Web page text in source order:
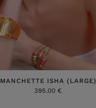
MANCHETTE ISHA (LARGE)
395.00 €